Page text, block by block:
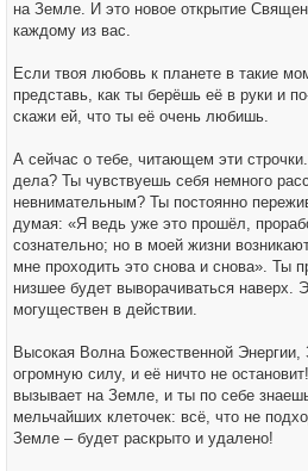
на Земле. И это новое открытие
каждому из вас.
Если твоя любовь к планете в такие
представь, как ты берёшь её в руки и
скажи ей, что ты её очень любишь.
А сейчас о тебе, читающем эти
дела? Ты чувствуешь себя немного
невнимательным? Ты постоянно
думая: «Я ведь уже это прошёл,
сознательно; но в моей жизни
мне проходить это снова и снова». Ты
низшее будет выворачиваться наверх.
могуществен в действии.
Высокая Волна Божественной
огромную силу, и её ничто не
вызывает на Земле, и ты по себе
мельчайших клеточек: всё, что не
Земле – будет раскрыто и удалено!